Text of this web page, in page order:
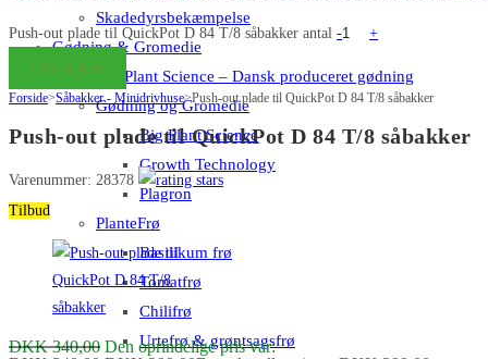
Skadedyrsbekæmpelse
Gødning & Gromedie
Big Plant Science – Dansk produceret gødning
Gødning og Gromedie
Big Plant Science
Growth Technology
Plagron
PlanteFrø
Basilikum frø
Tomatfrø
Chilifrø
Urtefrø & grøntsagsfrø
Push-out plade til QuickPot D 84 T/8 såbakker antal - +
Tilføj til kurv
Forside>Såbakker - Minidrivhuse>Push-out plade til QuickPot D 84 T/8 såbakker
Push-out plade til QuickPot D 84 T/8 såbakker
Varenummer: 28378
Tilbud
DKK340,00 Den oprindelige pris var: